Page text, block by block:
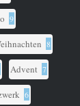
9
8
Advent 7
6